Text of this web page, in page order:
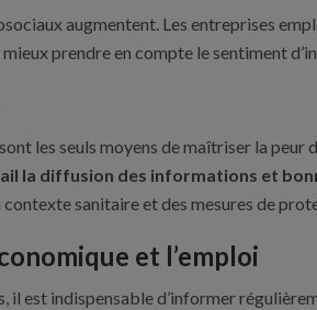
augmentent. Les entreprises
prendre en compte le sentiment
les seuls moyens de maîtriser la peur
la diffusion des informations et
sanitaire et des mesures de
et l’emploi
il est indispensable d’informer